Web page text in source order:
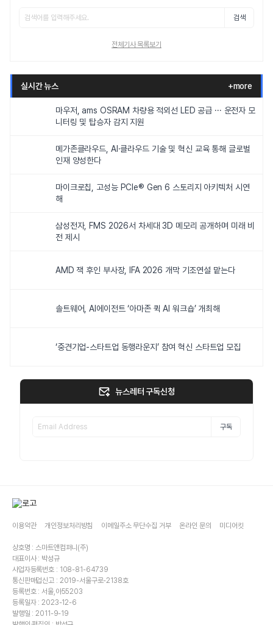
검색
전체기사 목록보기
실시간 뉴스 +more
마우저, ams OSRAM 차량용 적외선 LED 공급 ··· 운전자 모
니터링 및 탑승자 감지 지원
메가존클라우드, AI·클라우드 기술 및 혁신 교육 통해 글로벌
인재 양성한다
마이크로칩, 고성능 PCIe® Gen 6 스토리지 아키텍처 시연
해
삼성전자, FMS 2026서 차세대 3D 메모리 공개하며 미래 비
전 제시
AMD 잭 후인 부사장, IFA 2026 개막 기조연설 맡는다
솔트웨어, AI에이전트 ‘아마존 퀵 AI 워크숍’ 개최해
‘중견기업-스타트업 동행라운지’ 참여 혁신 스타트업 모집
뉴스레터 구독신청
구독
이용약관 개인정보처리방침 이메일주소 무단수집 거부 온라인 문의 미디어킷
상호명 : 스마트앤컴퍼니(주)
대표이사 : 박성규
사업자등록번호 : 108-81-64739
통신판매업신고 : 2019-서울구로-2138호
등록번호 : 서울,아55203
등록일자 : 2023-12-6
발행일 : 2011-9-19